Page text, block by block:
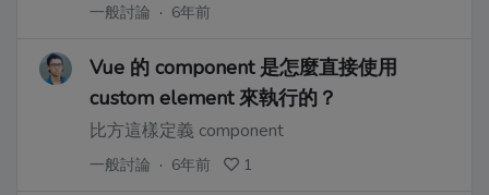
一般討論 · 6年前
Vue 的 component 是怎麼直接使用
custom element 來執行的？
比方這樣定義 component
一般討論 · 6年前 1